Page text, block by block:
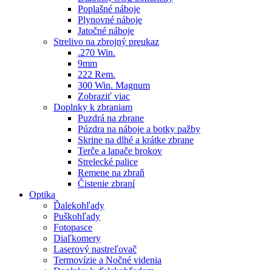
Poplašné náboje
Plynovné náboje
Jatočné náboje
Strelivo na zbrojný preukaz
.270 Win.
9mm
222 Rem.
300 Win. Magnum
Zobraziť viac
Doplnky k zbraniam
Puzdrá na zbrane
Púzdra na náboje a botky pažby
Skrine na dlhé a krátke zbrane
Terče a lapače brokov
Strelecké palice
Remene na zbraň
Čistenie zbraní
Optika
Ďalekohľady
Puškohľady
Fotopasce
Diaľkomery
Laserový nastreľovač
Termovízie a Nočné videnia